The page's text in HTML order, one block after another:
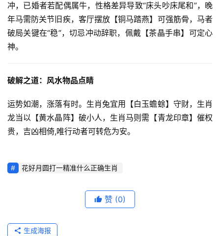
冲，已婚者若配偶属牛，性格差异导致“床头吵床尾和”，晚
年马需防关节旧疾，客厅摆放【铜马踏燕】可强筋骨，马者
破局关键在“稳”，切忌冲动辞职，佩戴【茶晶手串】可定心
神。
破解之道：风水物品点睛
运势如潮，涨落有时。生肖兔宜用【白玉蟾蜍】守财，生肖
龙当以【黄水晶阵】破小人，生肖马则需【青龙印章】催权
贵，吉凶相倚,唯行动者可转危为安。
花好月圆打一精准什么正确生肖
赞 (0)
生成海报